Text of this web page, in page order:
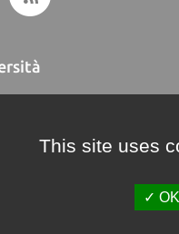
This site uses